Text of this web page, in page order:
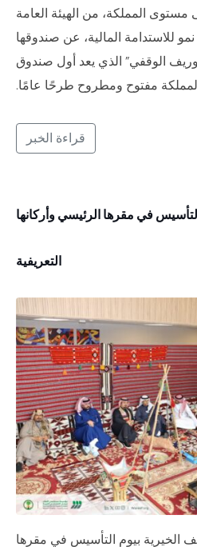
المملكة، من الهيئة العامة
للاستدامة المالية، عن صندوقها
الوقفي” الذي يعد أول صندوق
مفتوح ومطروح طرحًا عامًا.
قراءة الخبر
في مقرها الرئيسي وأركانها
التعريفية
الخيرية بيوم التأسيس في مقرها